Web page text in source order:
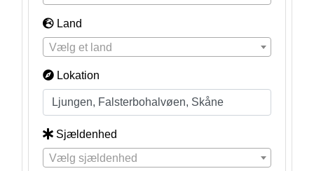
Land
Vælg et land
Lokation
Sjældenhed
Vælg sjældenhed